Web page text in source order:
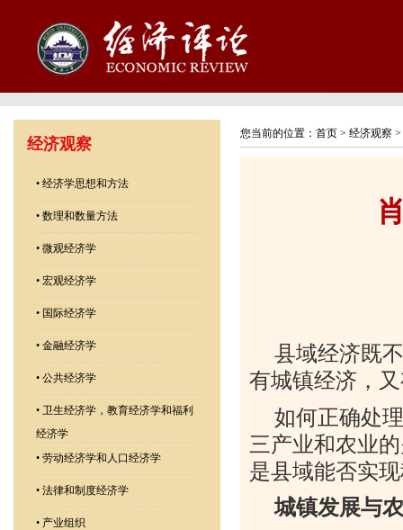
经济观察
• 经济学思想和方法
• 数理和数量方法
• 微观经济学
• 宏观经济学
• 国际经济学
• 金融经济学
• 公共经济学
• 卫生经济学，教育经济学和福利
经济学
• 劳动经济学和人口经济学
• 法律和制度经济学
• 产业组织
您当前的位置： 首页 > 经济观察 >
县域经济既
有城镇经济，
如何正确处
三产业和农业
是县域能否实
城镇发展与